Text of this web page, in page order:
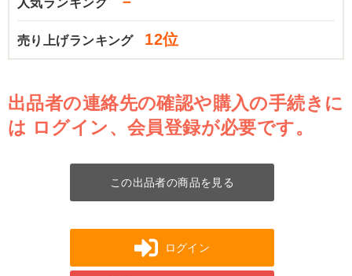
人気ランキング
売り上げランキング 12位
出品者の連絡先の確認や購入の手続きに
は ログイン、会員登録が必要です。
この出品者の商品を見る
ログイン